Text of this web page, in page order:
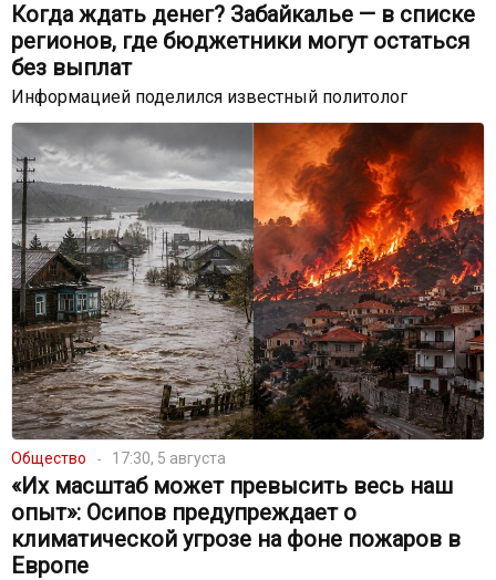
Когда ждать денег? Забайкалье — в списке
регионов, где бюджетники могут остаться
без выплат
Информацией поделился известный политолог
Общество 17:30, 5 августа
«Их масштаб может превысить весь наш
опыт»: Осипов предупреждает о
климатической угрозе на фоне пожаров в
Европе